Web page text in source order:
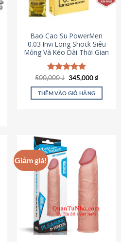
Bao Cao Su PowerMen
0.03 Invi Long Shock Siêu
Mỏng Và Kéo Dài Thời Gian
Được xếp
hạng4.85
5 sao
500,000₫ Giá
là:
500,000 ₫.
345,000₫Giá
tại
THÊM VÀO GIỎ HÀNG
Giảm giá!